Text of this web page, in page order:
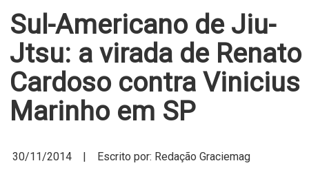
Sul-Americano de Jiu-
Jtsu: a virada de Renato
Cardoso contra Vinicius
Marinho em SP
30/11/2014 | Escrito por: Redação Graciemag